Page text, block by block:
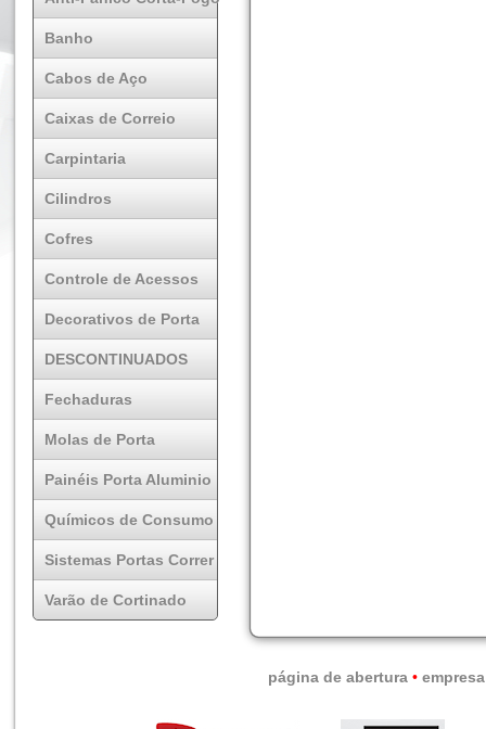
Banho
Cabos de Aço
Caixas de Correio
Carpintaria
Cilindros
Cofres
Controle de Acessos
Decorativos de Porta
DESCONTINUADOS
Fechaduras
Molas de Porta
Painéis Porta Aluminio
Químicos de Consumo
Sistemas Portas Correr
Varão de Cortinado
página de abertura • empresa